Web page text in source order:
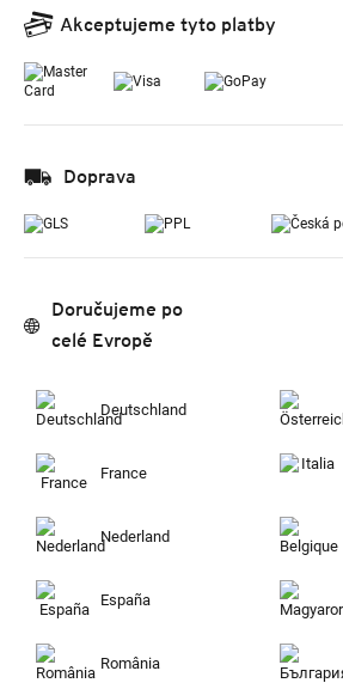
Akceptujeme tyto platby
Doprava
Doručujeme po
celé Evropě
Deutschland
France
Nederland
España
România